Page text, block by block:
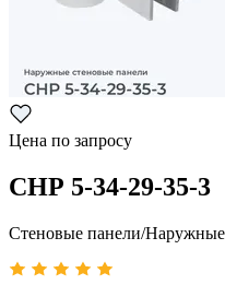
Цена по запросу
СНР 5-34-29-35-3
Стеновые панели/